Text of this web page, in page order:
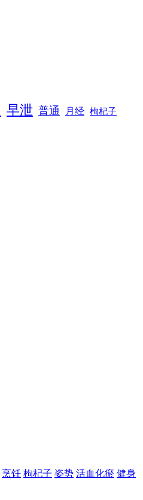
早泄 普通 月经 枸杞子
烹饪 枸杞子 姿势 活血化瘀 健身